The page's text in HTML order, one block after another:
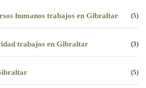
humanos trabajos en Gibraltar (5)
trabajos en Gibraltar (3)
(5)